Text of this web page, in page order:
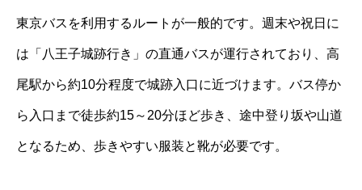
東京バスを利用するルートが一般的です。週末や祝日に
は「八王子城跡行き」の直通バスが運行されており、高
尾駅から約10分程度で城跡入口に近づけます。バス停か
ら入口まで徒歩約15～20分ほど歩き、途中登り坂や山道
となるため、歩きやすい服装と靴が必要です。